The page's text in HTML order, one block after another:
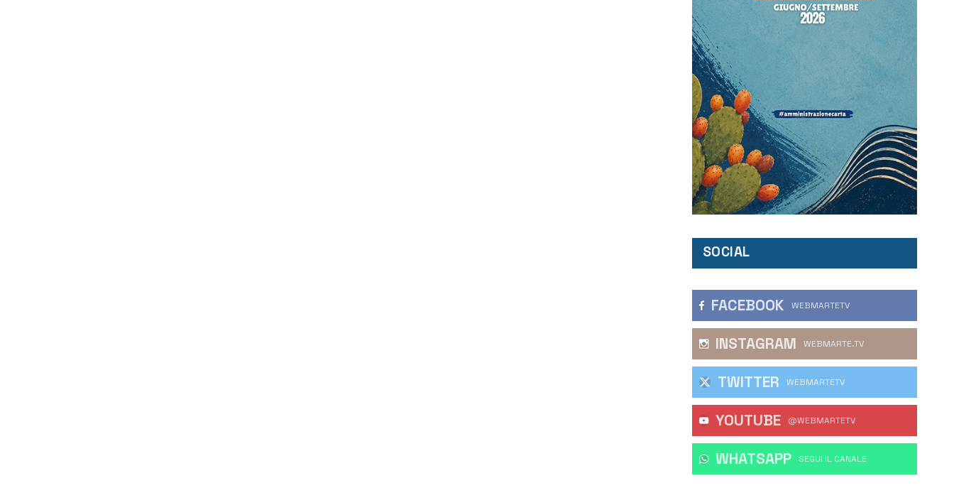
SOCIAL
FACEBOOK WEBMARTETV
INSTAGRAM WEBMARTE.TV
TWITTER WEBMARTETV
YOUTUBE @WEBMARTETV
WHATSAPP ‎SEGUI IL CANALE